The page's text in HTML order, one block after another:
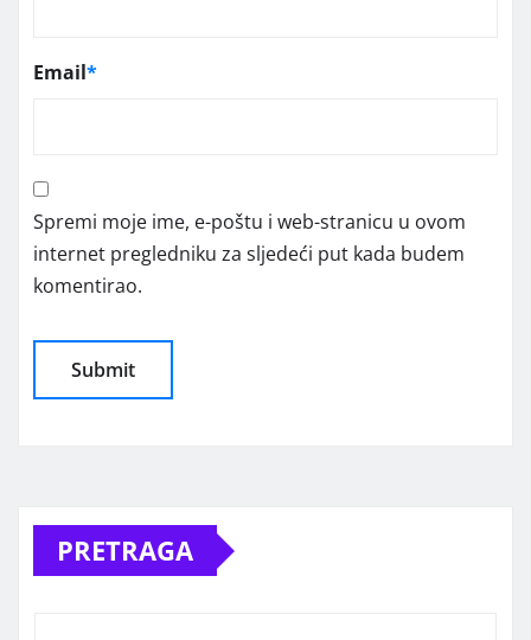
Email*
Spremi moje ime, e-poštu i web-stranicu u ovom
internet pregledniku za sljedeći put kada budem
komentirao.
PRETRAGA